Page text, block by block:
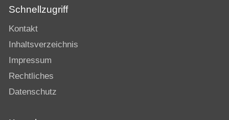
Schnellzugriff
Kontakt
Inhaltsverzeichnis
Impressum
Rechtliches
Datenschutz